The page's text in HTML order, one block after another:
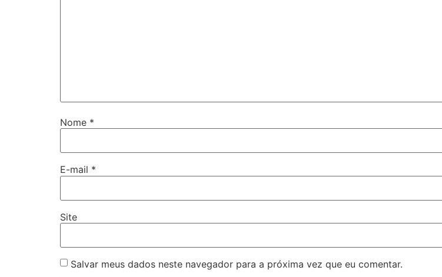
Nome *
E-mail *
Site
Salvar meus dados neste navegador para a próxima vez que eu comentar.